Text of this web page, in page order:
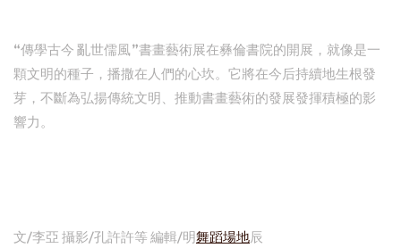
“傳學古今 亂世儒風”書畫藝術展在彝倫書院的開展，就像是一
顆文明的種子，播撒在人們的心坎。它將在今后持續地生根發
芽，不斷為弘揚傳統文明、推動書畫藝術的發展發揮積極的影
響力。
文/李亞 攝影/孔許許等 編輯/明舞蹈場地辰